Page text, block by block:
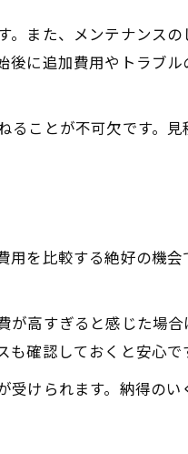
。また、メンテナンスの
後に追加費用やトラブル
ることが不可欠です。見
を比較する絶好の機会
が高すぎると感じた場
確認しておくと安心で
受けられます。納得のい